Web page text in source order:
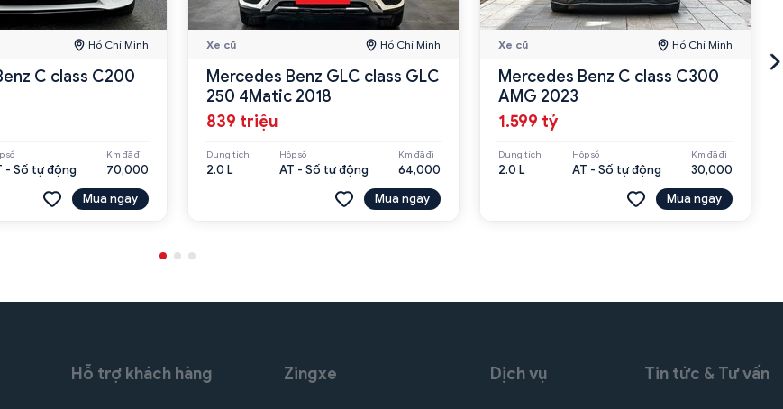
Hồ Chí Minh
C class C200
số
- Số tự động
Km đã đi
70,000
Mua ngay
Xe cũ Hồ Chí Minh
Mercedes Benz GLC class GLC
250 4Matic 2018
839 triệu
Dung tích
2.0 L
Hộp số
AT - Số tự động
Km đã đi
64,000
Mua ngay
Xe cũ Hồ Chí Minh
Mercedes Benz C class C300
AMG 2023
1.599 tỷ
Dung tích
2.0 L
Hộp số
AT - Số tự động
Km đã đi
30,000
Mua ngay
Hỗ trợ khách hàng Zingxe Dịch vụ Tin tức & Tư vấn